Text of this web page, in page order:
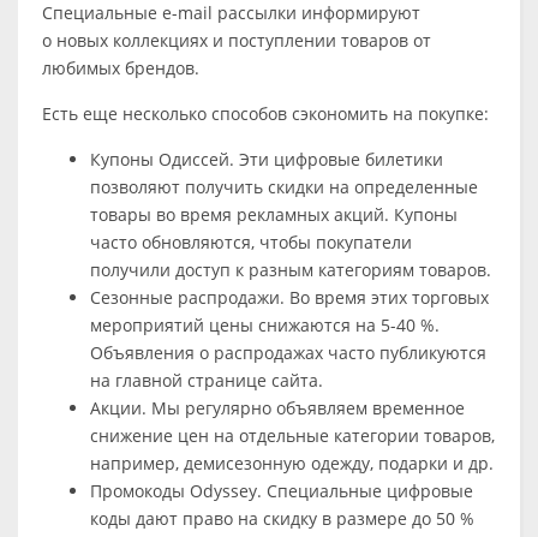
Специальные e-mail рассылки информируют
о новых коллекциях и поступлении товаров от
любимых брендов.
Есть еще несколько способов сэкономить на покупке:
Купоны Одиссей. Эти цифровые билетики
позволяют получить скидки на определенные
товары во время рекламных акций. Купоны
часто обновляются, чтобы покупатели
получили доступ к разным категориям товаров.
Сезонные распродажи. Во время этих торговых
мероприятий цены снижаются на 5-40 %.
Объявления о распродажах часто публикуются
на главной странице сайта.
Акции. Мы регулярно объявляем временное
снижение цен на отдельные категории товаров,
например, демисезонную одежду, подарки и др.
Промокоды Odyssey. Специальные цифровые
коды дают право на скидку в размере до 50 %